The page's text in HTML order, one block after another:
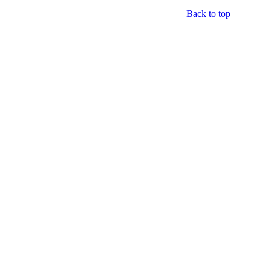
Back to top